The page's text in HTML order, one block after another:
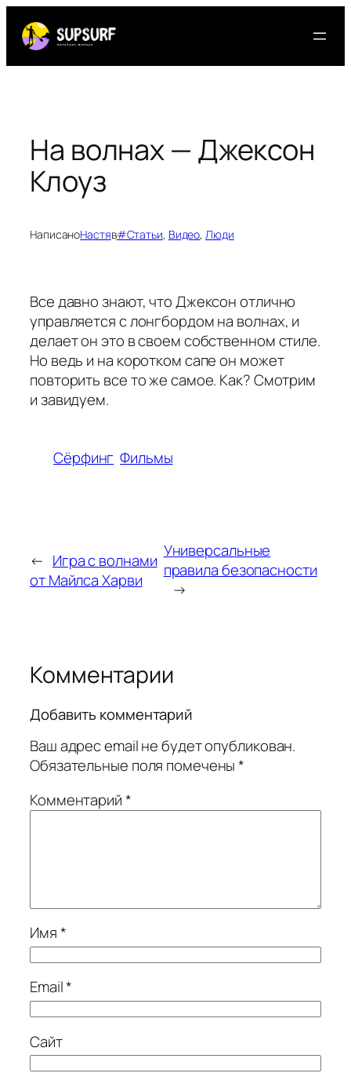
содержимому
На волнах — Джексон
Клоуз
НаписаноНастяв#Статьи, Видео, Люди
Все давно знают, что Джексон отлично
управляется с лонгбордом на волнах, и
делает он это в своем собственном стиле.
Но ведь и на коротком сапе он может
повторить все то же самое. Как? Смотрим
и завидуем.
Сёрфинг Фильмы
← Игра с волнами
от Майлса Харви
Универсальные
правила безопасности
→
Комментарии
Добавить комментарий
Ваш адрес email не будет опубликован.
Обязательные поля помечены*
Комментарий*
Имя*
Email*
Сайт